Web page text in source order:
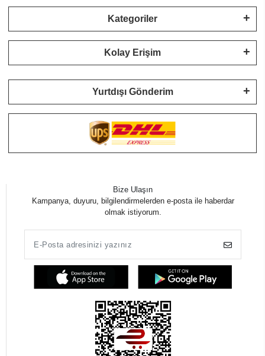
Kategoriler
Kolay Erişim
Yurtdışı Gönderim
Bize Ulaşın
Kampanya, duyuru, bilgilendirmelerden e-posta ile haberdar
olmak istiyorum.